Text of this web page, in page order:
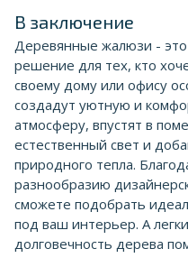
В заключение
Деревянные жалюзи -
решение для тех, кто
своему дому или офису
создадут уютную и
атмосферу, впустят в
естественный свет и
природного тепла.
разнообразию
сможете подобрать
под ваш интерьер. А
долговечность дерева